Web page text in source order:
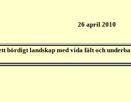
bördigt landskap med vida fält och
26 april 2010